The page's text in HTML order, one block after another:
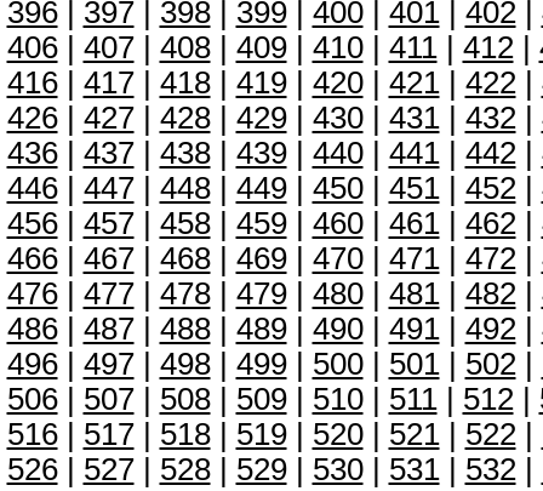
396| 397| 398| 399| 400| 401| 402|
406| 407| 408| 409| 410| 411| 412|
416| 417| 418| 419| 420| 421| 422|
426| 427| 428| 429| 430| 431| 432|
436| 437| 438| 439| 440| 441| 442|
446| 447| 448| 449| 450| 451| 452|
456| 457| 458| 459| 460| 461| 462|
466| 467| 468| 469| 470| 471| 472|
476| 477| 478| 479| 480| 481| 482|
486| 487| 488| 489| 490| 491| 492|
496| 497| 498| 499| 500| 501| 502|
506| 507| 508| 509| 510| 511| 512|
516| 517| 518| 519| 520| 521| 522|
526| 527| 528| 529| 530| 531| 532|